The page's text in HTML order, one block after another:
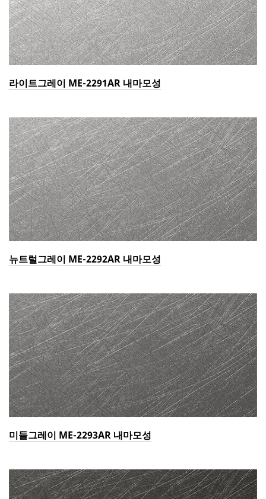
라이트그레이 ME-2291AR 내마모성
뉴트럴그레이 ME-2292AR 내마모성
미들그레이 ME-2293AR 내마모성